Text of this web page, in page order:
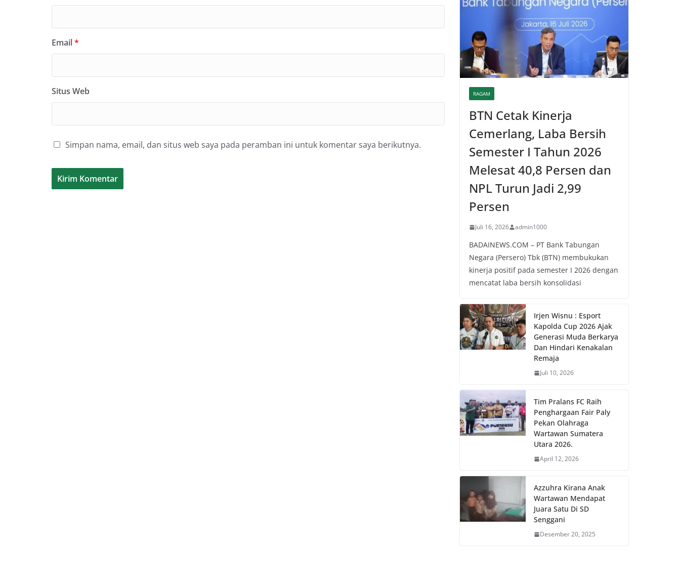
Email*
Situs Web
Simpan nama, email, dan situs web saya pada peramban ini untuk komentar saya berikutnya.
RAGAM
BTN Cetak Kinerja
Cemerlang, Laba Bersih
Semester I Tahun 2026
Melesat 40,8 Persen dan
NPL Turun Jadi 2,99
Persen
Juli 16, 2026 admin1000
BADAINEWS.COM – PT Bank Tabungan
Negara (Persero) Tbk (BTN) membukukan
kinerja positif pada semester I 2026 dengan
mencatat laba bersih konsolidasi
Irjen Wisnu : Esport
Kapolda Cup 2026 Ajak
Generasi Muda Berkarya
Dan Hindari Kenakalan
Remaja
Juli 10, 2026
Tim Pralans FC Raih
Penghargaan Fair Paly
Pekan Olahraga
Wartawan Sumatera
Utara 2026.
April 12, 2026
Azzuhra Kirana Anak
Wartawan Mendapat
Juara Satu Di SD
Senggani
Desember 20, 2025